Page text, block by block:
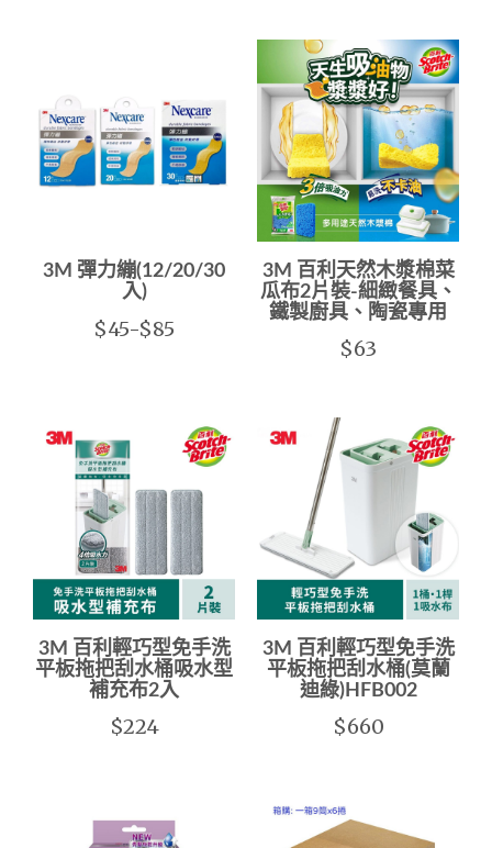
3M 彈力繃(12/20/30
入)
$45-$85
3M 百利天然木漿棉菜
瓜布2片裝-細緻餐具、
鐵製廚具、陶瓷專用
$63
3M 百利輕巧型免手洗
平板拖把刮水桶吸水型
補充布2入
$224
3M 百利輕巧型免手洗
平板拖把刮水桶(莫蘭
迪綠)HFB002
$660